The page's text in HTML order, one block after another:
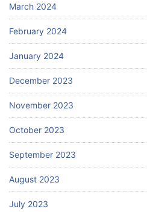
March 2024
February 2024
January 2024
December 2023
November 2023
October 2023
September 2023
August 2023
July 2023